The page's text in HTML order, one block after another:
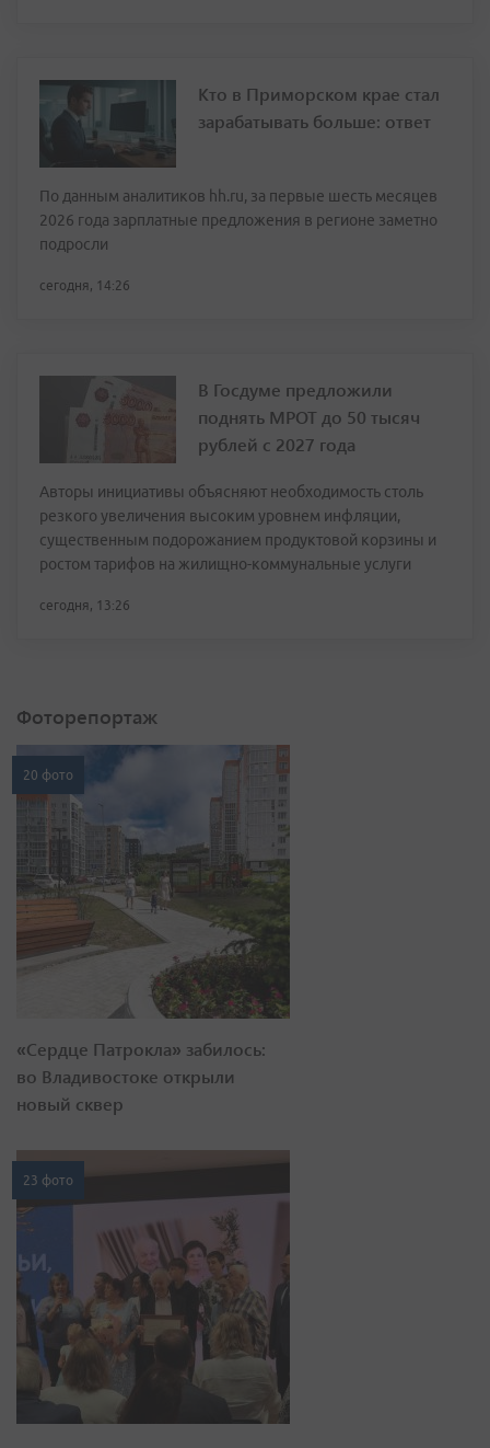
Кто в Приморском крае стал
зарабатывать больше: ответ
По данным аналитиков hh.ru, за первые шесть месяцев
2026 года зарплатные предложения в регионе заметно
подросли
сегодня, 14:26
В Госдуме предложили
поднять МРОТ до 50 тысяч
рублей с 2027 года
Авторы инициативы объясняют необходимость столь
резкого увеличения высоким уровнем инфляции,
существенным подорожанием продуктовой корзины и
ростом тарифов на жилищно-коммунальные услуги
сегодня, 13:26
Фоторепортаж
20 фото
«Сердце Патрокла» забилось:
во Владивостоке открыли
новый сквер
23 фото